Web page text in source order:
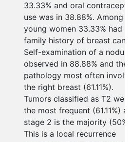
33.33% and oral
use was in 38.88%. Among
young women 33.33% had a
family history of breast
Self-examination of a nodule
observed in 88.88% and the
pathology most often
the right breast (61.11%).
Tumors classified as T2 were
the most frequent (61.11%)
stage 2 is the majority
This is a local recurrence